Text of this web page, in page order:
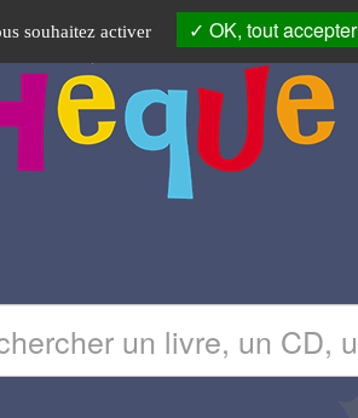
souhaitez activer OK, tout accepter